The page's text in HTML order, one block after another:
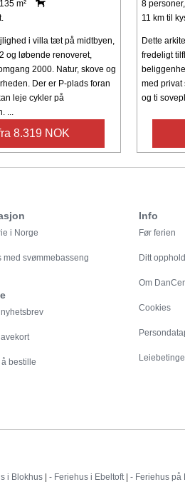
m²
i villa tæt på midtbyen,
og løbende renoveret,
2000. Natur, skove og
Der er P-plads foran
leje cykler på
...
8.319 NOK
8
11 km til
Dette
fredeligt
med privat
og ti
i Norge
med svømmebasseng
bestille
Info
Før ferien
Ditt opphold
Om
Cookies
i Blokhus | - Feriehus i Ebeltoft | - Feriehus på